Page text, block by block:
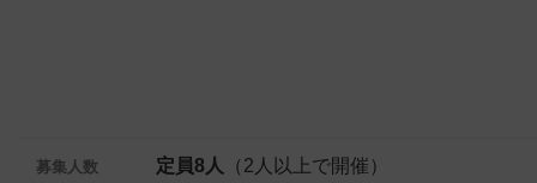
募集人数 定員8人 （2人以上で開催）